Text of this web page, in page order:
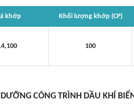
khớp Khối lượng khớp (CP)
100
CÔNG TRÌNH DẦU KHÍ